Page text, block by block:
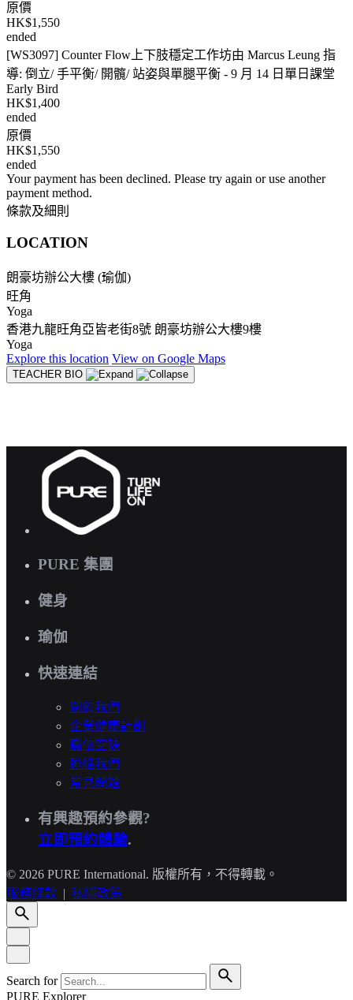
原價
HK$1,550
ended
[WS3097] Counter Flow上下肢穩定工作坊由 Marcus Leung 指
導: 倒立/ 手平衡/ 開髖/ 站姿與單腿平衡 - 9 月 14 日單日課堂
Early Bird
HK$1,400
ended
原價
HK$1,550
ended
Your payment has been declined. Please try again or use another
payment method.
條款及細則
LOCATION
朗豪坊辦公大樓 (瑜伽)
旺角
Yoga
香港九龍旺角亞皆老街8號 朗豪坊辦公大樓9樓
Yoga
Explore this location View on Google Maps
TEACHER BIO
PURE 集團
健身
瑜伽
快速連結
關於我們
企業健康計劃
職位空缺
聯絡我們
常見問題
有興趣預約參觀?
立即預約體驗.
© 2026 PURE International. 版權所有，不得轉載。
服務條款 | 私隱政策
Search for
PURE Explorer